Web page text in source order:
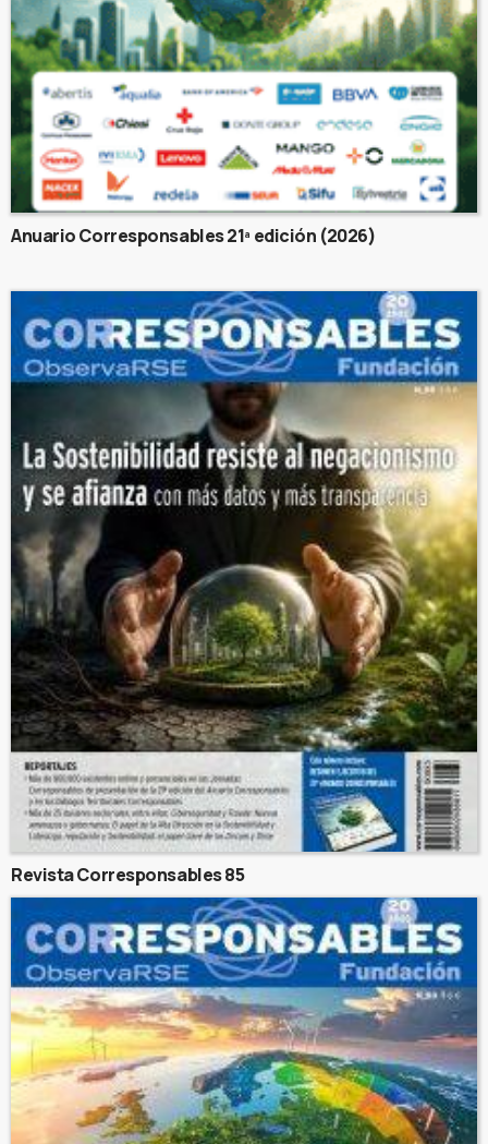
Anuario Corresponsables 21ª edición (2026)
Revista Corresponsables 85